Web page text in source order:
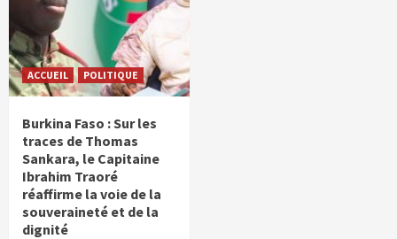
ACCUEIL POLITIQUE
Burkina Faso : Sur les
traces de Thomas
Sankara, le Capitaine
Ibrahim Traoré
réaffirme la voie de la
souveraineté et de la
dignité